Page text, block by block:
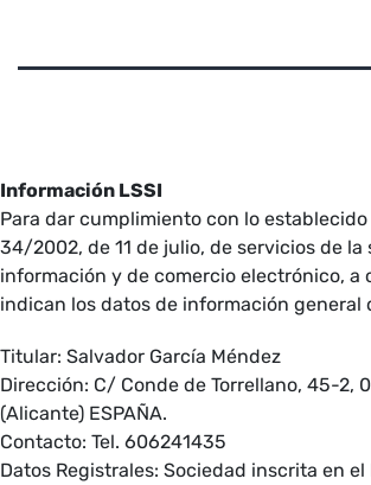
Información LSSI
Para dar cumplimiento con lo establecido
34/2002, de 11 de julio, de servicios de la
información y de comercio electrónico, a
indican los datos de información general
Titular: Salvador García Méndez
Dirección: C/ Conde de Torrellano, 45-2,
(Alicante) ESPAÑA.
Contacto: Tel. 606241435
Datos Registrales: Sociedad inscrita en el